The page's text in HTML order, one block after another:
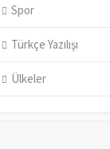
Spor
Türkçe Yazılışı
Ülkeler